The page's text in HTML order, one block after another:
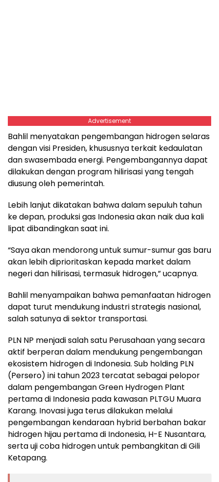
Advertisement
Bahlil menyatakan pengembangan hidrogen selaras
dengan visi Presiden, khususnya terkait kedaulatan
dan swasembada energi. Pengembangannya dapat
dilakukan dengan program hilirisasi yang tengah
diusung oleh pemerintah.
Lebih lanjut dikatakan bahwa dalam sepuluh tahun
ke depan, produksi gas Indonesia akan naik dua kali
lipat dibandingkan saat ini.
“Saya akan mendorong untuk sumur-sumur gas baru
akan lebih diprioritaskan kepada market dalam
negeri dan hilirisasi, termasuk hidrogen,” ucapnya.
Bahlil menyampaikan bahwa pemanfaatan hidrogen
dapat turut mendukung industri strategis nasional,
salah satunya di sektor transportasi.
PLN NP menjadi salah satu Perusahaan yang secara
aktif berperan dalam mendukung pengembangan
ekosistem hidrogen di Indonesia. Sub holding PLN
(Persero) ini tahun 2023 tercatat sebagai pelopor
dalam pengembangan Green Hydrogen Plant
pertama di Indonesia pada kawasan PLTGU Muara
Karang. Inovasi juga terus dilakukan melalui
pengembangan kendaraan hybrid berbahan bakar
hidrogen hijau pertama di Indonesia, H-E Nusantara,
serta uji coba hidrogen untuk pembangkitan di Gili
Ketapang.